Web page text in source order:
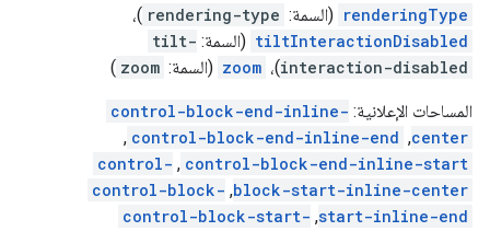
renderingType (السمة: rendering-type )،
tiltInteractionDisabled (السمة: tilt-
interaction-disabled)، zoom (السمة: zoom
)
المساحات الإعلانية: control-block-end-inline-
center
,
control-block-end-inline-end
,
control-block-end-inline-start
,
control-
block-start-inline-center
,
control-block-
start-inline-end
,
control-block-start-